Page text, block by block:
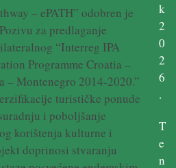
– ePATH” odobren je
za predlaganje
“Interreg IPA
Programme Croatia –
– Montenegro 2014-2020.”
turističke ponude
i poboljšanje
korištenja kulturne i
doprinosi stvaranju
k
2
0
2
6
.
T
e
n